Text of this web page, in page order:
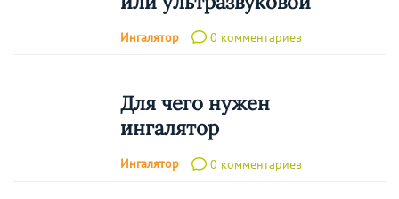
Ингалятор 0 комментариев
Для чего нужен
ингалятор
Ингалятор 0 комментариев